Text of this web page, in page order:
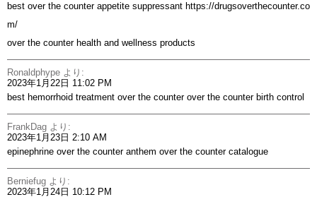
best over the counter appetite suppressant https://drugsoverthecounter.co
m/
over the counter health and wellness products
Ronaldphype より:
2023年1月22日 11:02 PM
best hemorrhoid treatment over the counterover the counter birth control
FrankDag より:
2023年1月23日 2:10 AM
epinephrine over the counter anthem over the counter catalogue
Berniefug より:
2023年1月24日 10:12 PM